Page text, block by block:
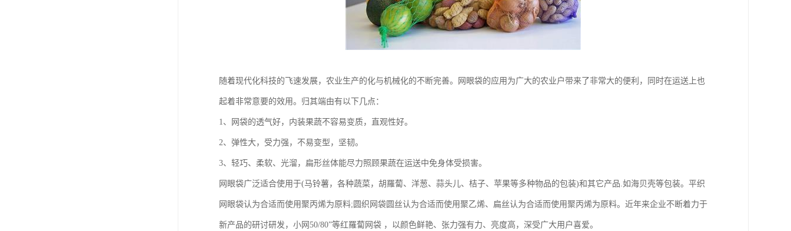
随着现代化科技的飞速发展，农业生产的化与机械化的不断完善。网眼袋的应用为广大的农业户带来了非常大的便利，同时在运送上也
起着非常意要的效用。归其端由有以下几点：
1、网袋的透气好，内装果蔬不容易变质，直观性好。
2、弹性大，受力强，不易变型，坚韧。
3、轻巧、柔软、光溜，扁形丝体能尽力照顾果蔬在运送中免身体受损害。
网眼袋广泛适合使用于(马铃薯，各种蔬菜，胡羅蔔、洋葱、蒜头儿、桔子、苹果等多种物品的包装)和其它产品.如海贝壳等包装。平织
网眼袋认为合适而使用聚丙烯为原料;圆织网袋圆丝认为合适而使用聚乙烯、扁丝认为合适而使用聚丙烯为原料。近年来企业不断着力于
新产品的研讨研发，小网50/80”等红羅蔔网袋 ，以颜色鲜艳、张力强有力、亮度高，深受广大用户喜爱。